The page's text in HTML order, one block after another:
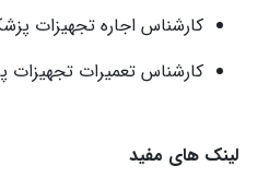
کارشناس اجاره تجهیزات
کارشناس تعمیرات تجهیزات
لینک های مفید